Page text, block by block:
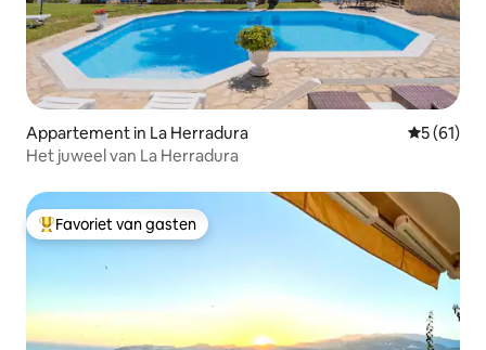
Appartement in La Herradura
5 (61)
Het juweel van La Herradura
Topfavoriet van gasten
Favoriet van gasten